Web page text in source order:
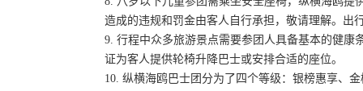
造成的违规和罚金由客人自行承担，敬请理解。出
9. 行程中众多旅游景点需要参团人具备基本的健
证为客人提供轮椅升降巴士或安排合适的座位。
10. 纵横海鸥巴士团分为了四个等级：银榜惠享、